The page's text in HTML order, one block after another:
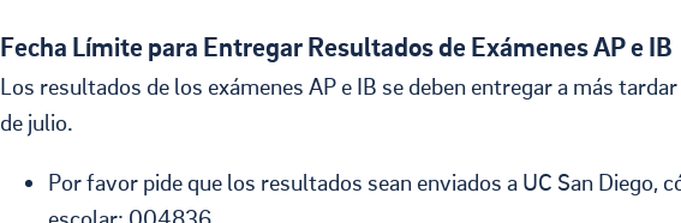
Fecha Límite para Entregar Resultados de Exámenes AP e IB
Los resultados de los exámenes AP e IB se deben entregar a más tardar
de julio.
Por favor pide que los resultados sean enviados a UC San Diego,